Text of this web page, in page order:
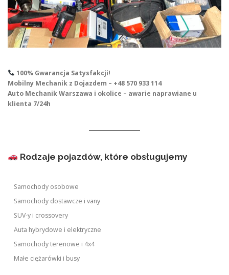
100% Gwarancja Satysfakcji!
Mobilny Mechanik z Dojazdem – +48 570 933 114
Auto Mechanik Warszawa i okolice – awarie naprawiane u
klienta 7/24h
Rodzaje pojazdów, które obsługujemy
Samochody osobowe
Samochody dostawcze i vany
SUV-y i crossovery
Auta hybrydowe i elektryczne
Samochody terenowe i 4x4
Małe ciężarówki i busy